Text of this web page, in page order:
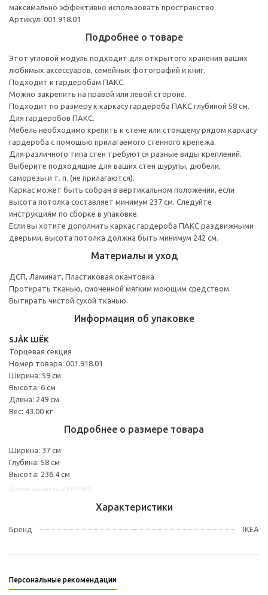
максимально эффективно использовать пространство.
Артикул: 001.918.01
Подробнее о товаре
Этот угловой модуль подходит для открытого хранения ваших
любимых аксессуаров, семейных фотографий и книг.
Подходит к гардеробам ПАКС.
Можно закрепить на правой или левой стороне.
Подходит по размеру к каркасу гардероба ПАКС глубиной 58 см.
Для гардеробов ПАКС.
Мебель необходимо крепить к стене или стоящему рядом каркасу
гардероба с помощью прилагаемого стенного крепежа.
Для различного типа стен требуются разные виды креплений.
Выберите подходящие для ваших стен шурупы, дюбели,
саморезы и т. п. (не прилагаются).
Каркас может быть собран в вертикальном положении, если
высота потолка составляет минимум 237 см. Следуйте
инструкциям по сборке в упаковке.
Если вы хотите дополнить каркас гардероба ПАКС раздвижными
дверьми, высота потолка должна быть минимум 242 см.
Материалы и уход
ДСП, Ламинат, Пластиковая окантовка
Протирать тканью, смоченной мягким моющим средством.
Вытирать чистой сухой тканью.
Информация об упаковке
SJÅK ШЁК
Торцевая секция
Номер товара: 001.918.01
Ширина: 59 см
Высота: 6 см
Длина: 249 см
Вес: 43.00 кг
Подробнее о размере товара
Ширина: 37 см
Глубина: 58 см
Высота: 236.4 см
Характеристики
Бренд IKEA
Персональные рекомендации